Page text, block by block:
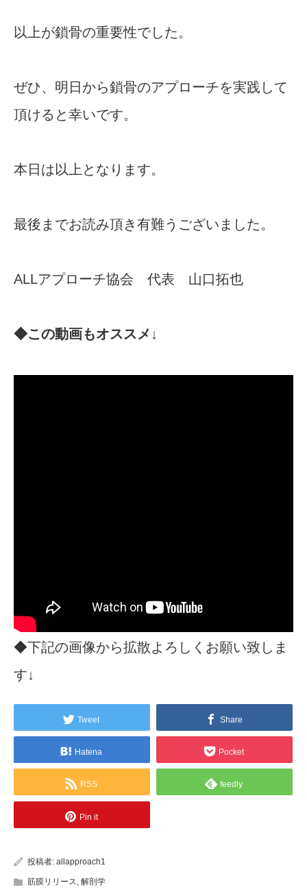
以上が鎖骨の重要性でした。
ぜひ、明日から鎖骨のアプローチを実践して
頂けると幸いです。
本日は以上となります。
最後までお読み頂き有難うございました。
ALLアプローチ協会 代表 山口拓也
◆この動画もオススメ↓
◆下記の画像から拡散よろしくお願い致しま
す↓
Tweet Share
Hatena Pocket
RSS feedly
Pin it
投稿者: allapproach1
筋膜リリース, 解剖学